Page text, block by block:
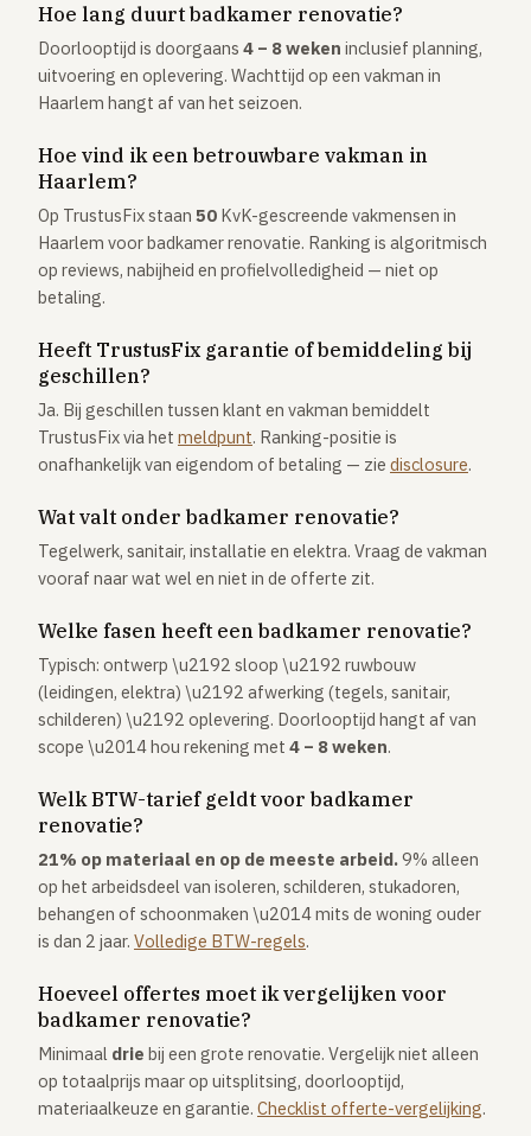
Hoe lang duurt badkamer renovatie?
Doorlooptijd is doorgaans 4 – 8 weken inclusief planning,
uitvoering en oplevering. Wachttijd op een vakman in
Haarlem hangt af van het seizoen.
Hoe vind ik een betrouwbare vakman in
Haarlem?
Op TrustusFix staan 50 KvK-gescreende vakmensen in
Haarlem voor badkamer renovatie. Ranking is algoritmisch
op reviews, nabijheid en profielvolledigheid — niet op
betaling.
Heeft TrustusFix garantie of bemiddeling bij
geschillen?
Ja. Bij geschillen tussen klant en vakman bemiddelt
TrustusFix via het meldpunt. Ranking-positie is
onafhankelijk van eigendom of betaling — zie disclosure.
Wat valt onder badkamer renovatie?
Tegelwerk, sanitair, installatie en elektra. Vraag de vakman
vooraf naar wat wel en niet in de offerte zit.
Welke fasen heeft een badkamer renovatie?
Typisch: ontwerp \u2192 sloop \u2192 ruwbouw
(leidingen, elektra) \u2192 afwerking (tegels, sanitair,
schilderen) \u2192 oplevering. Doorlooptijd hangt af van
scope \u2014 hou rekening met 4 – 8 weken.
Welk BTW-tarief geldt voor badkamer
renovatie?
21% op materiaal en op de meeste arbeid.9% alleen
op het arbeidsdeel van isoleren, schilderen, stukadoren,
behangen of schoonmaken \u2014 mits de woning ouder
is dan 2 jaar. Volledige BTW-regels.
Hoeveel offertes moet ik vergelijken voor
badkamer renovatie?
Minimaal drie bij een grote renovatie. Vergelijk niet alleen
op totaalprijs maar op uitsplitsing, doorlooptijd,
materiaalkeuze en garantie. Checklist offerte-vergelijking.